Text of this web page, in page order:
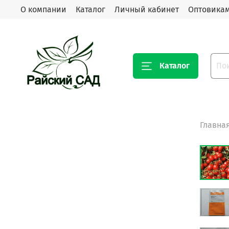
О компании Каталог Личный кабинет
Каталог